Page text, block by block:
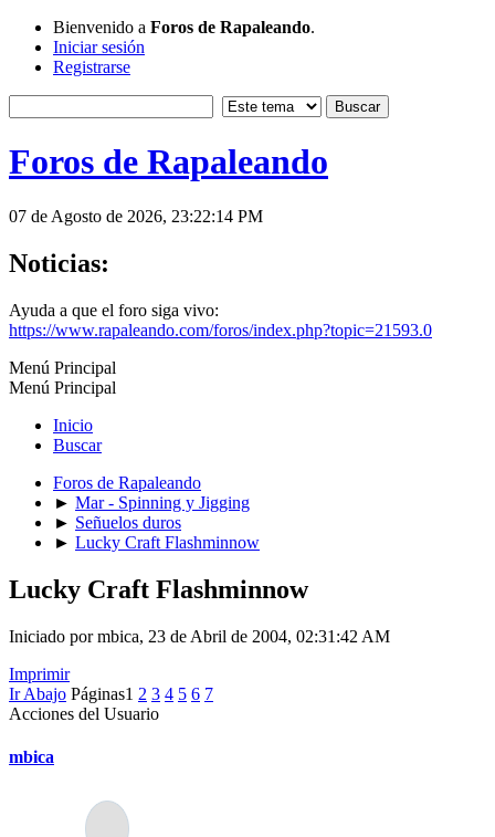
Bienvenido a Foros de Rapaleando.
Iniciar sesión
Registrarse
Foros de Rapaleando
07 de Agosto de 2026, 23:22:14 PM
Noticias:
Ayuda a que el foro siga vivo:
https://www.rapaleando.com/foros/index.php?topic=21593.0
Menú Principal
Menú Principal
Inicio
Buscar
Foros de Rapaleando
► Mar - Spinning y Jigging
► Señuelos duros
► Lucky Craft Flashminnow
Lucky Craft Flashminnow
Iniciado por mbica, 23 de Abril de 2004, 02:31:42 AM
Imprimir
Ir Abajo Páginas1 2 3 4 5 6 7
Acciones del Usuario
mbica